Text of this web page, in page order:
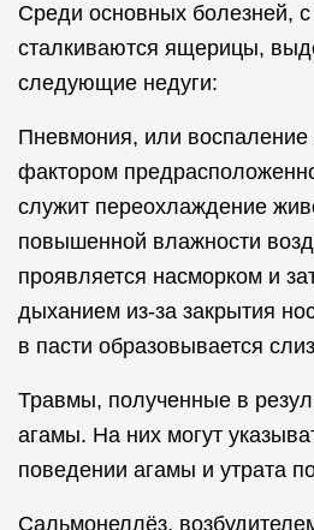
Среди основных болезней,
сталкиваются ящерицы,
следующие недуги:
Пневмония, или
фактором
служит переохлаждение
повышенной влажности
проявляется насморком и
дыханием из-за закрытия
в пасти образовывается
Травмы, полученные в
агамы. На них могут
поведении агамы и утрата
Сальмонеллёз,